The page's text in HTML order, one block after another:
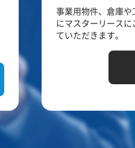
事業用物件、倉庫
にマスターリース
ていただきます。